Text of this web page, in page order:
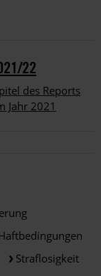
22
des Reports
Jahr 2021
Straflosigkeit